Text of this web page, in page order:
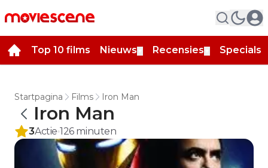
Top 10 films Nieuws Recensies Specials
Startpagina Films Iron Man
Iron Man
3Actie 126minuten